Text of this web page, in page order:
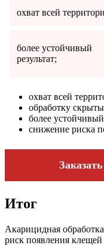
охват всей
более устойчивый
результат;
охват всей
обработку
более устойчивый
снижение риска
Итог
Акарицидная
риск появления клещей